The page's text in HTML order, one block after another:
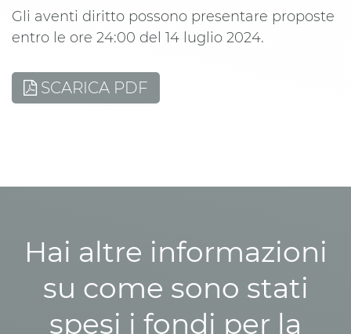
Gli aventi diritto possono presentare proposte
entro le ore 24:00 del 14 luglio 2024.
SCARICA PDF
Hai altre informazioni
su come sono stati
spesi i fondi per la